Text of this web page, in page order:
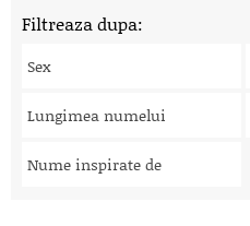
Filtreaza dupa:
Sex
Lungimea numelui
Nume inspirate de